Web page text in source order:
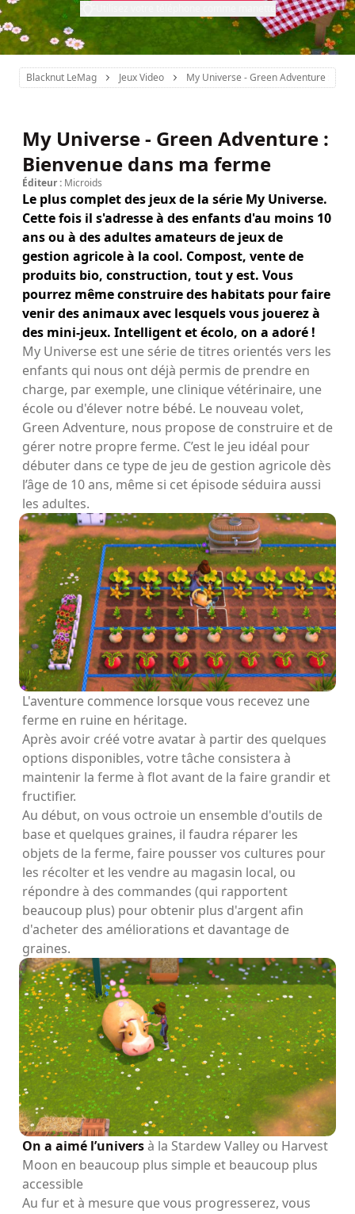
Blacknut LeMag Jeux Video My Universe - Green Adventure :
My Universe - Green Adventure :
Bienvenue dans ma ferme
Éditeur : Microids
Le plus complet des jeux de la série My Universe.
Cette fois il s'adresse à des enfants d'au moins 10
ans ou à des adultes amateurs de jeux de
gestion agricole à la cool. Compost, vente de
produits bio, construction, tout y est. Vous
pourrez même construire des habitats pour faire
venir des animaux avec lesquels vous jouerez à
des mini-jeux. Intelligent et écolo, on a adoré !
My Universe est une série de titres orientés vers les
enfants qui nous ont déjà permis de prendre en
charge, par exemple, une clinique vétérinaire, une
école ou d'élever notre bébé. Le nouveau volet,
Green Adventure, nous propose de construire et de
gérer notre propre ferme. C’est le jeu idéal pour
débuter dans ce type de jeu de gestion agricole dès
l’âge de 10 ans, même si cet épisode séduira aussi
les adultes.
L'aventure commence lorsque vous recevez une
ferme en ruine en héritage.
Après avoir créé votre avatar à partir des quelques
options disponibles, votre tâche consistera à
maintenir la ferme à flot avant de la faire grandir et
fructifier.
Au début, on vous octroie un ensemble d'outils de
base et quelques graines, il faudra réparer les
objets de la ferme, faire pousser vos cultures pour
les récolter et les vendre au magasin local, ou
répondre à des commandes (qui rapportent
beaucoup plus) pour obtenir plus d'argent afin
d'acheter des améliorations et davantage de
graines.
On a aimé l’universà la Stardew Valley ou Harvest
Moon en beaucoup plus simple et beaucoup plus
accessible
Au fur et à mesure que vous progresserez, vous